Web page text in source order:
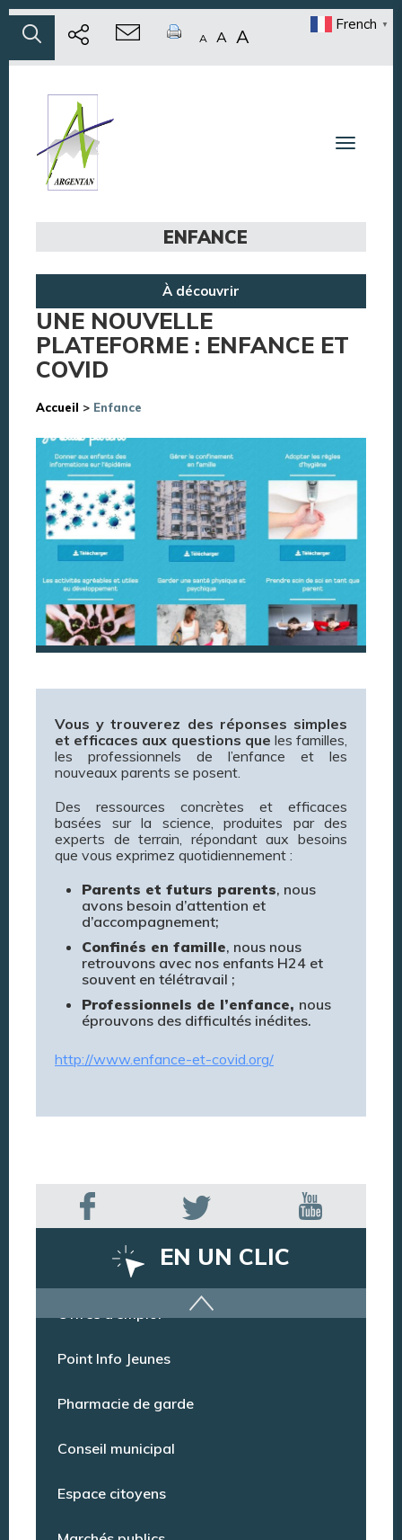
A A A
French ▼
Toggle
ENFANCE
À découvrir
UNE NOUVELLE
PLATEFORME : ENFANCE ET
COVID
Accueil > Enfance
Vous y trouverez des réponses simples
et efficaces aux questions que les familles,
les professionnels de l’enfance et les
nouveaux parents se posent.
Des ressources concrètes et efficaces
basées sur la science, produites par des
experts de terrain, répondant aux besoins
que vous exprimez quotidiennement :
Parents et futurs parents, nous
avons besoin d’attention et
d’accompagnement;
Confinés en famille, nous nous
retrouvons avec nos enfants H24 et
souvent en télétravail ;
Professionnels de l’enfance, nous
éprouvons des difficultés inédites.
http://www.enfance-et-covid.org/
EN UN CLIC